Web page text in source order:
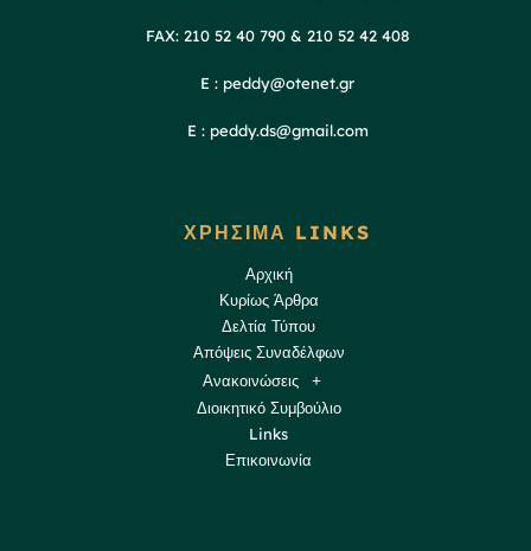
FAX: 210 52 40 790 & 210 52 42 408
E : peddy@otenet.gr
E : peddy.ds@gmail.com
ΧΡΗΣΙΜΑ LINKS
Αρχική
Κυρίως Άρθρα
Δελτία Τύπου
Απόψεις Συναδέλφων
Ανακοινώσεις
Διοικητικό Συμβούλιο
Links
Επικοινωνία